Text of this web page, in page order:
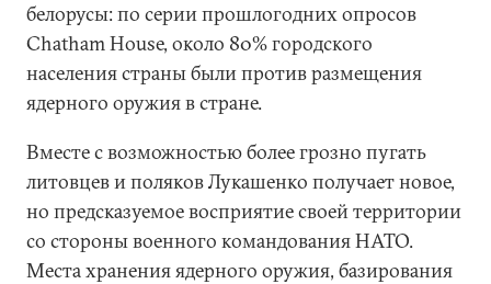
белорусы: по серии прошлогодних опросов
Chatham House, около 80% городского
населения страны были против размещения
ядерного оружия в стране.
Вместе с возможностью более грозно пугать
литовцев и поляков Лукашенко получает новое,
но предсказуемое восприятие своей территории
со стороны военного командования НАТО.
Места хранения ядерного оружия, базирования